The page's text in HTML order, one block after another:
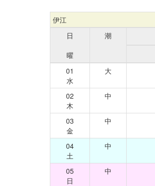
伊江
日
曜
潮
01
水
大
02
木
中
03
金
中
04
土
中
05
日
中